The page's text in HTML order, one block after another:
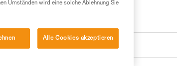
Umständen wird eine solche Ablehnung Sie
Alle Cookies akzeptieren